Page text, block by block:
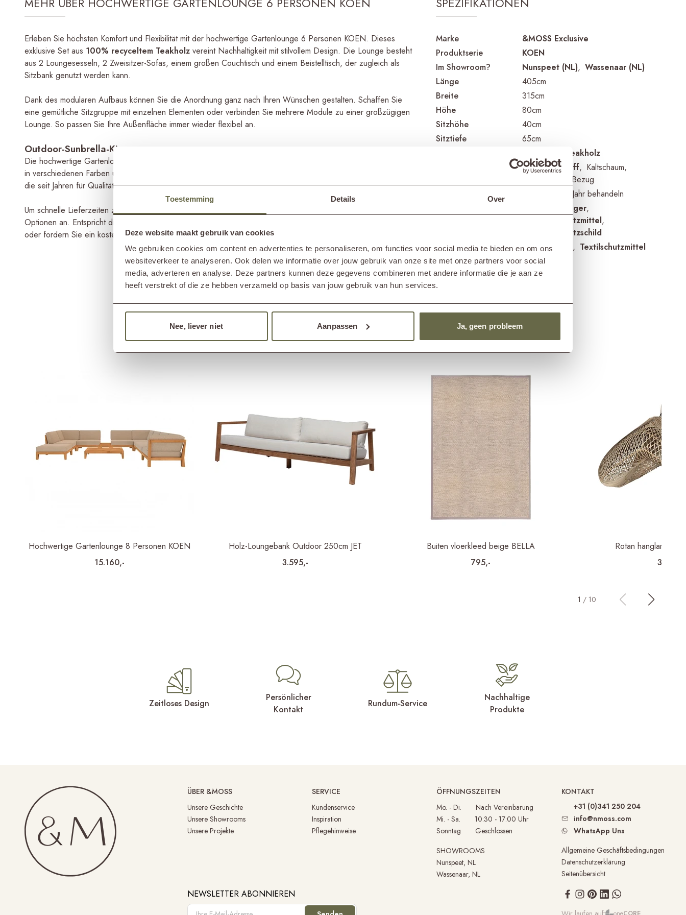
Toestemming Details Over
Deze website maakt gebruik van cookies
We gebruiken cookies om content en advertenties te personaliseren, om functies voor social media te bieden en om ons
websiteverkeer te analyseren. Ook delen we informatie over jouw gebruik van onze site met onze partners voor social
media, adverteren en analyse. Deze partners kunnen deze gegevens combineren met andere informatie die je aan ze
heeft verstrekt of die ze hebben verzameld op basis van jouw gebruik van hun services.
Nee, liever niet Aanpassen Ja, geen probleem
Erleben Sie höchsten Komfort und Flexibilität mit der hochwertige Gartenlounge 6 Personen KOEN. Dieses
exklusive Set aus 100% recyceltem Teakholz vereint Nachhaltigkeit mit stilvollem Design. Die Lounge besteht
aus 2 Loungesesseln, 2 Zweisitzer-Sofas, einem großen Couchtisch und einem Beistelltisch, der zugleich als
Sitzbank genutzt werden kann.
Dank des modularen Aufbaus können Sie die Anordnung ganz nach Ihren Wünschen gestalten. Schaffen Sie
eine gemütliche Sitzgruppe mit einzelnen Elementen oder verbinden Sie mehrere Module zu einer großzügigen
Lounge. So passen Sie Ihre Außenfläche immer wieder flexibel an.
Outdoor-Sunbrella-Kissen
Die hochwertige Gartenlounge KOEN wird standardmäßig mit komfortablen Outdoor-Kissen geliefert. Diese sind
in verschiedenen Farben und Strukturen erhältlich und mit hochwertigen Stoffen der Marke Sunbrella bezogen,
die seit Jahren für Qualität im Outdoor-Bereich steht.
Um schnelle Lieferzeiten zu gewährleisten, bieten wir online eine Auswahl aus den zahlreichen Sunbrella-
Optionen an. Entspricht diese Auswahl nicht ganz Ihren Vorstellungen, besuchen Sie gerne
oder fordern Sie ein kostenloses Stoffmuster an, um weitere Möglichkeiten zu entdecken.
Marke
&MOSS Exclusive
Produktserie
KOEN
Im Showroom?
Nunspeet (NL)
Wassenaar (NL)
Länge
405cm
Breite
315cm
Höhe
80cm
Sitzhöhe
40cm
Sitztiefe
65cm
Recyceltes Teakholz
Sunbrella Stoff
Kaltschaum
Abnehmbarer Bezug
Pflegehinweise
1 bis 2 Mal im Jahr behandeln
Teakholzreiniger
Teakholzschutzmittel
Teakholzschutzschild
Produkte für
Kissen
Textilreiniger Textilschutzmittel
Andere haben auch angesehen
Hochwertige Gartenlounge 8 Personen KOEN
15.160,-
Holz-Loungebank Outdoor 250cm JET
3.595,-
Buiten vloerkleed beige BELLA
795,-
Rotan hanglamp
315,-
1 / 10
Zeitloses Design
Persönlicher
Kontakt
Rundum-Service
Nachhaltige
Produkte
ÜBER &MOSS
Unsere Geschichte
Unsere Showrooms
Unsere Projekte
SERVICE
Kundenservice
Inspiration
Pflegehinweise
ÖFFNUNGSZEITEN
Mo. - Di. Nach Vereinbarung
Mi. - Sa. 10:30 - 17:00 Uhr
Sonntag Geschlossen
SHOWROOMS
Nunspeet, NL
Wassenaar, NL
KONTAKT
+31 (0)341 250 204
info@nmoss.com
WhatsApp Uns
Allgemeine Geschäftsbedingungen
Datenschutzerklärung
Seitenübersicht
NEWSLETTER ABONNIEREN